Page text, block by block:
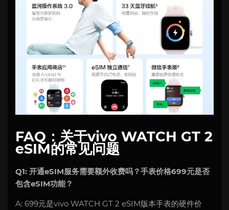
FAQ：关于vivo WATCH GT 2
eSIM的常见问题
Q1: 开通eSIM服务需要额外收费吗？手表价格699元是否
包含eSIM功能？
A: 699元是vivo WATCH GT 2 eSIM版本手表的硬件价